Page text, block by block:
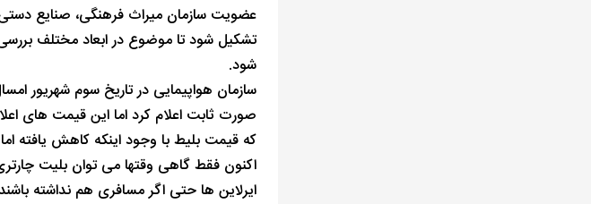
عضویت سازمان میراث فرهنگی، صنایع
تشکیل شود تا موضوع در ابعاد مختلف
شود.
سازمان هواپیمایی در تاریخ سوم شهریور
صورت ثابت اعلام کرد اما این قیمت های
که قیمت بلیط با وجود اینکه کاهش یافته
اکنون فقط گاهی وقتها می توان بلیت
ایرلاین ها حتی اگر مسافری هم نداشته